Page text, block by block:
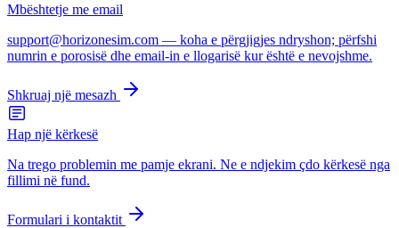
Mbështetje me email
support@horizonesim.com — koha e përgjigjes ndryshon; përfshi
numrin e porosisë dhe email-in e llogarisë kur është e nevojshme.
Shkruaj një mesazh
Hap një kërkesë
Na trego problemin me pamje ekrani. Ne e ndjekim çdo kërkesë nga
fillimi në fund.
Formulari i kontaktit